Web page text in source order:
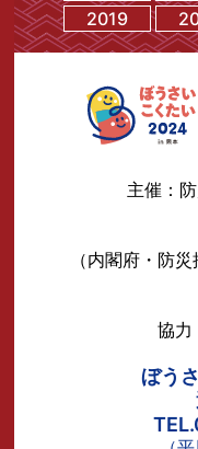
2019
主催：
（内閣府・防
協力
ぼう